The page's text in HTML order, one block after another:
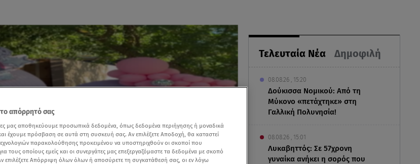
Τελευταία Νέα Δημοφιλή
08.08.26 , 15:20
Δούκισσα Νομικού: Από τη
Μύκονο «πετάχτηκε» στη
Γαλλική Πολυνησία!
08.08.26 , 15:01
Λυκαβηττός: Σε 57χρονη
γυναίκα ανήκει η σορός που
απόρρητό σας
μας αποθηκεύουμε προσωπικά δεδομένα, όπως δεδομένα περιήγησης ή μοναδικά
έχουμε πρόσβαση σε αυτά στη συσκευή σας. Αν επιλέξετε Αποδοχή, θα καταστεί
παρακολούθησης προκειμένου να υποστηριχθούν οι σκοποί που
τους οποίους εμείς και οι συνεργάτες μας επεξεργαζόμαστε τα δεδομένα με σκοπό
επιλέξετε Απόρριψη όλων όλων ή αποσύρετε τη συγκατάθεσή σας, οι εν λόγω